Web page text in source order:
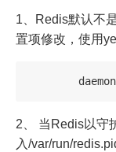
1、Redis默认不
置项修改，使用
2、 当Redis以守
入/var/run/